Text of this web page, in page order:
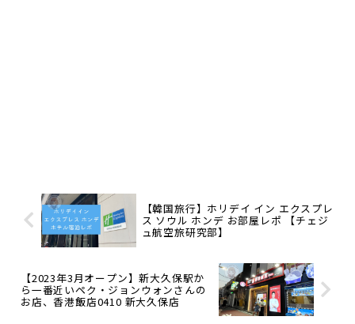
【韓国旅行】ホリデイ イン エクスプレ
ス ソウル ホンデ お部屋レポ 【チェジ
ュ航空旅研究部】
【2023年3月オープン】新大久保駅か
ら一番近いペク・ジョンウォンさんの
お店、香港飯店0410 新大久保店